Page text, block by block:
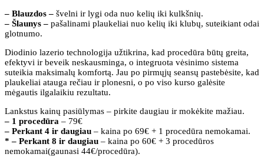
– Blauzdos – švelni ir lygi oda nuo kelių iki kulkšnių.
– Šlaunys – pašalinami plaukeliai nuo kelių iki klubų, suteikiant odai
glotnumo.
Diodinio lazerio technologija užtikrina, kad procedūra būtų greita,
efektyvi ir beveik neskausminga, o integruota vėsinimo sistema
suteikia maksimalų komfortą. Jau po pirmųjų seansų pastebėsite, kad
plaukeliai atauga rečiau ir plonesni, o po viso kurso galėsite
mėgautis ilgalaikiu rezultatu.
Lankstus kainų pasiūlymas – pirkite daugiau ir mokėkite mažiau.
– 1 procedūra – 79€
– Perkant 4 ir daugiau – kaina po 69€ + 1 procedūra nemokamai.
* – Perkant 8 ir daugiau – kaina po 60€ + 3 procedūros
nemokamai(gaunasi 44€/procedūra).